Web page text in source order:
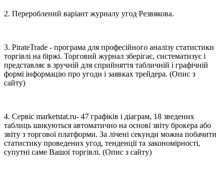
2. Перероблений варіант журналу угод Резвякова.
3. PirateTrade - програма для професійного аналізу статистики
торгівлі на біржі. Торговий журнал зберігає, систематизує і
представляє в зручній для сприйняття табличній і графічній
формі інформацію про угоди і заявках трейдера. (Опис з
сайту)
4. Сервіс marketstat.ru- 47 графіків і діаграм, 18 зведених
таблиць шикуються автоматично на основі звіту брокера або
звіту з торгової платформи. За лічені секунди можна побачити
статистику проведених угод, тенденції та закономірності,
супутні саме Вашої торгівлі. (Опис з сайту)